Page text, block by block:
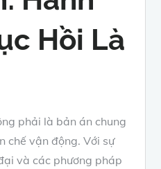
Hồi Là
phải là bản án chung
chế vận động. Với sự
và các phương pháp